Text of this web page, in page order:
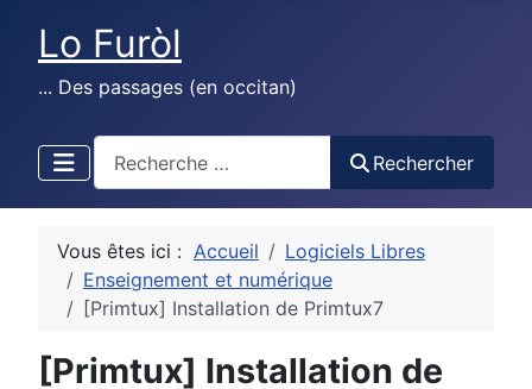
Lo Furòl
... Des passages (en occitan)
Rechercher
Vous êtes ici : Accueil
Logiciels Libres
Enseignement et numérique
[Primtux] Installation de Primtux7
[Primtux] Installation de